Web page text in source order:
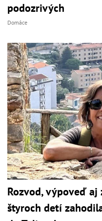
podozrivých
Domáce
Rozvod, výpoveď
štyroch detí